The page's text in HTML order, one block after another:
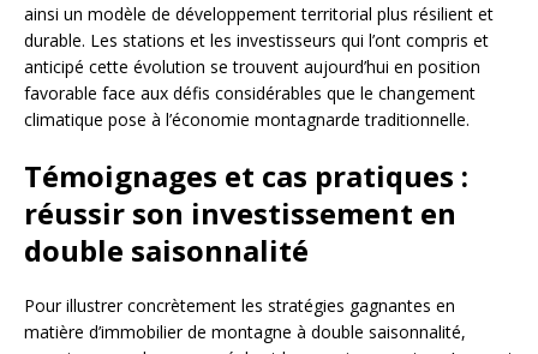
ainsi un modèle de développement territorial plus résilient et
durable. Les stations et les investisseurs qui l’ont compris et
anticipé cette évolution se trouvent aujourd’hui en position
favorable face aux défis considérables que le changement
climatique pose à l’économie montagnarde traditionnelle.
Témoignages et cas pratiques :
réussir son investissement en
double saisonnalité
Pour illustrer concrètement les stratégies gagnantes en
matière d’immobilier de montagne à double saisonnalité,